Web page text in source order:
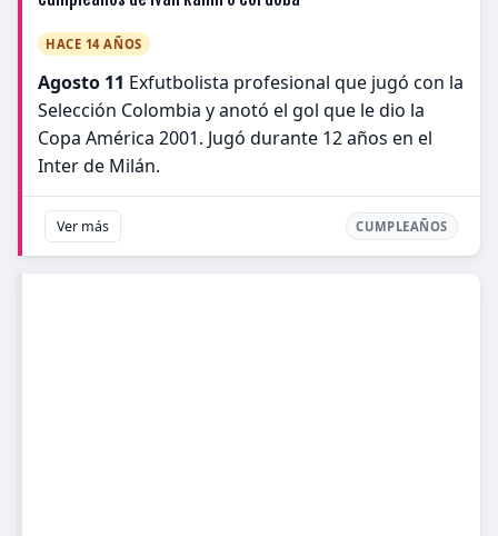
HACE 14 AÑOS
Agosto 11 Exfutbolista profesional que jugó con la
Selección Colombia y anotó el gol que le dio la
Copa América 2001. Jugó durante 12 años en el
Inter de Milán.
Ver más CUMPLEAÑOS